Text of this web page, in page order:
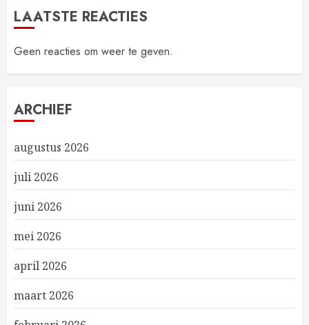
LAATSTE REACTIES
Geen reacties om weer te geven.
ARCHIEF
augustus 2026
juli 2026
juni 2026
mei 2026
april 2026
maart 2026